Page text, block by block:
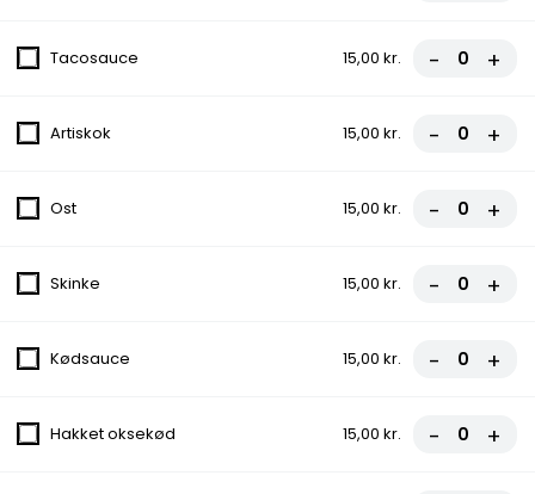
3. Hj. Durum Rulle
75,00 kr.
4. Hj. Durum Rulle
75,00 kr.
5. Hjemmelavet Pitabrød
fra 70,00 kr.
Tacosauce 15,00 kr. - +
Artiskok 15,00 kr. - +
Ost 15,00 kr. - +
Skinke 15,00 kr. - +
Kødsauce 15,00 kr. - +
Hakket oksekød 15,00 kr. - +